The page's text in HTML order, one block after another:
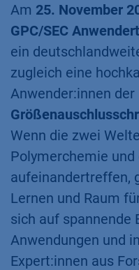
Am 25. November
GPC/SEC
ein
zugleich eine
Anwender:innen der
Wenn die zwei
Polymerchemie
aufeinandertreffen,
Lernen und Raum
sich auf spannende
Anwendungen und
Expert:innen aus